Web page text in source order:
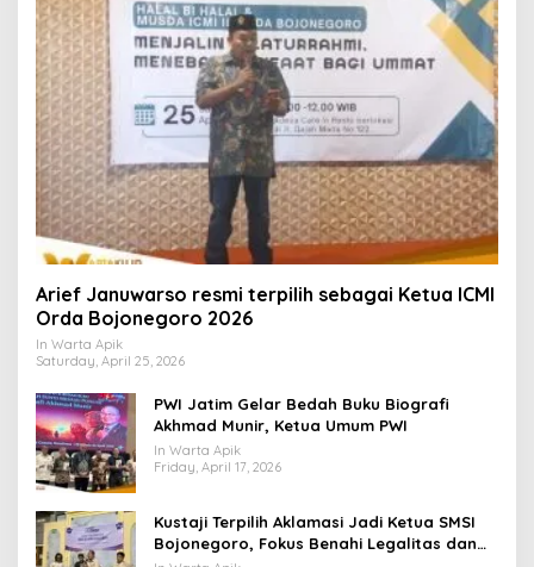
Arief Januwarso resmi terpilih sebagai Ketua ICMI
Orda Bojonegoro 2026
In Warta Apik
Saturday, April 25, 2026
PWI Jatim Gelar Bedah Buku Biografi
Akhmad Munir, Ketua Umum PWI
In Warta Apik
Friday, April 17, 2026
​Kustaji Terpilih Aklamasi Jadi Ketua SMSI
Bojonegoro, Fokus Benahi Legalitas dan